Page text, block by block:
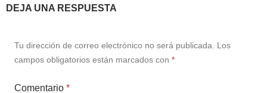
DEJA UNA RESPUESTA
Tu dirección de correo electrónico no será publicada. Los
campos obligatorios están marcados con *
Comentario *